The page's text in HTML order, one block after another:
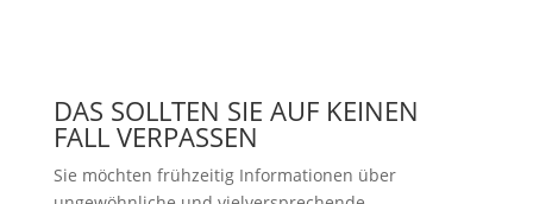
DAS SOLLTEN SIE AUF KEINEN
FALL VERPASSEN
Sie möchten frühzeitig Informationen über